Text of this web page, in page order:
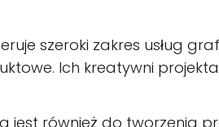
szeroki zakres usług
Ich kreatywni
jest również do tworzenia